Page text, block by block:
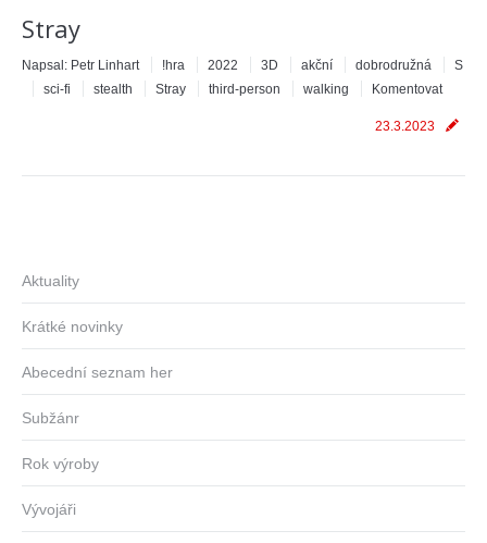
Stray
Napsal: Petr Linhart !hra 2022 3D akční dobrodružná
S
sci-fi
stealth Stray third-person walking Komentovat
23.3.2023
Aktuality
Krátké novinky
Abecední seznam her
Subžánr
Rok výroby
Vývojáři